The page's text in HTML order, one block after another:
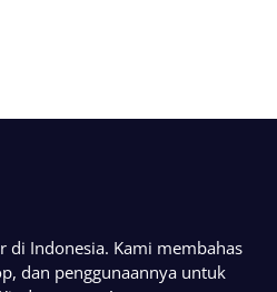
di Indonesia. Kami membahas
dan penggunaannya untuk